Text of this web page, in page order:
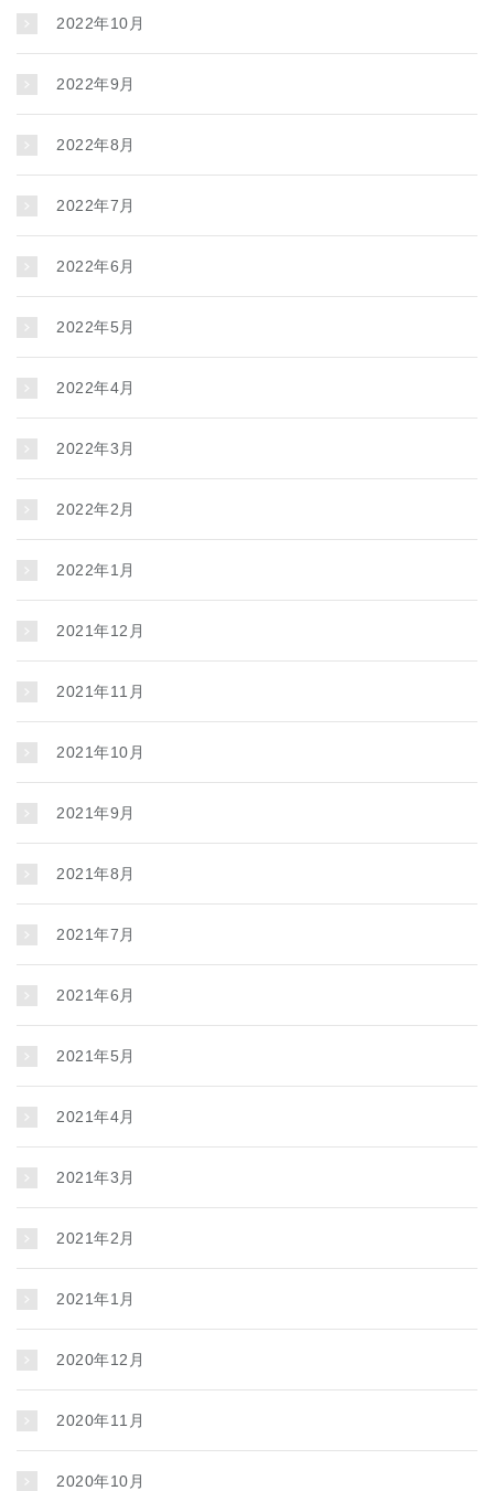
2022年10月
2022年9月
2022年8月
2022年7月
2022年6月
2022年5月
2022年4月
2022年3月
2022年2月
2022年1月
2021年12月
2021年11月
2021年10月
2021年9月
2021年8月
2021年7月
2021年6月
2021年5月
2021年4月
2021年3月
2021年2月
2021年1月
2020年12月
2020年11月
2020年10月